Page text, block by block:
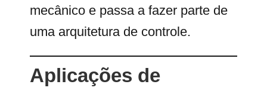
mecânico e passa a fazer parte de
uma arquitetura de controle.
Aplicações de